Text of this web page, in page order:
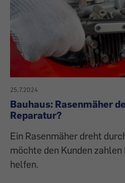
25.7.2024
Bauhaus: Rasenmäher
Reparatur?
Ein Rasenmäher dreht
möchte den Kunden
helfen.